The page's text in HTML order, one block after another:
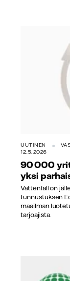
UUTINEN
12.5.2026
90 000
yksi
Vattenfall on
tunnustuksen
maailman
tarjoajista.